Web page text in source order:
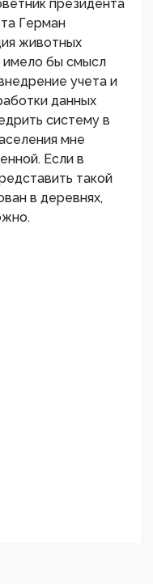
президента
Герман
животных
имело бы смысл
учета и
данных
систему в
мне
Если в
такой
в деревнях,